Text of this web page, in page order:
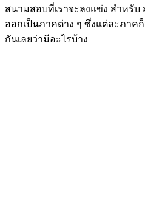
สนามสอบที่เราจะลงแข่ง สำหรับ
ออกเป็นภาคต่าง ๆ ซึ่งแต่ละภาค
กันเลยว่ามีอะไรบ้าง